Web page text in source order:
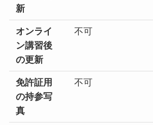
新
オンライ
ン講習後
の更新
不可
免許証用
の持参写
真
不可